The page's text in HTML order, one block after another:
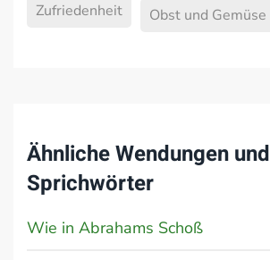
Zufriedenheit
Obst und Gemüse
Ähnliche Wendungen und
Sprichwörter
Wie in Abrahams Schoß